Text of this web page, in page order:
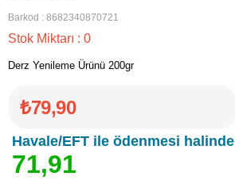
Barkod : 8682340870721
Stok Miktarı : 0
Derz Yenileme Ürünü 200gr
₺79,90
Havale/EFT ile ödenmesi halinde
71,91